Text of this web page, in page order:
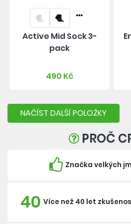
Active Mid Sock 3-
pack
490 Kč
NAČÍST DALŠÍ POLOŽKY
PROČ
Značka velkých
40 Více než 40 let